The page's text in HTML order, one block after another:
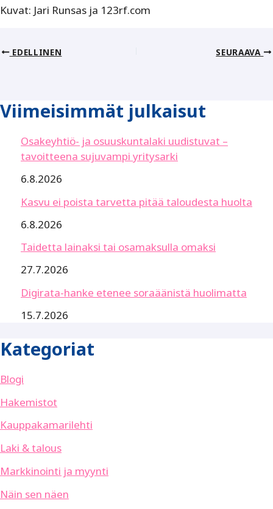
Kuvat: Jari Runsas ja 123rf.com
EDELLINEN SEURAAVA
Viimeisimmät julkaisut
Osakeyhtiö- ja osuuskuntalaki uudistuvat –
tavoitteena sujuvampi yritysarki
6.8.2026
Kasvu ei poista tarvetta pitää taloudesta huolta
6.8.2026
Taidetta lainaksi tai osamaksulla omaksi
27.7.2026
Digirata-hanke etenee soraäänistä huolimatta
15.7.2026
Kategoriat
Blogi
Hakemistot
Kauppakamarilehti
Laki & talous
Markkinointi ja myynti
Näin sen näen